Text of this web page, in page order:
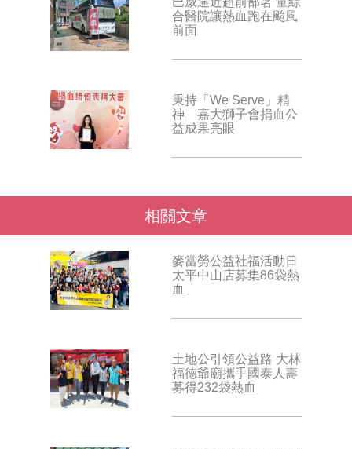
合醫院讓熱血跑在颱風
前面
秉持「We Serve」精
神 嘉大獅子會捐血公
益成果亮眼
相關文章
麥當勞公益社福活動日
太平中山店募集86袋熱
血
土地公引領公益路 大林
福德爺廟攜手國泰人壽
募得232袋熱血